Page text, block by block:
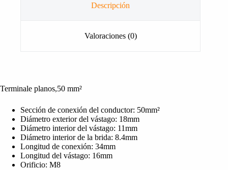
Descripción
Valoraciones (0)
Terminale planos,50 mm²
Sección de conexión del conductor: 50mm²
Diámetro exterior del vástago: 18mm
Diámetro interior del vástago: 11mm
Diámetro interior de la brida: 8.4mm
Longitud de conexión: 34mm
Longitud del vástago: 16mm
Orificio: M8